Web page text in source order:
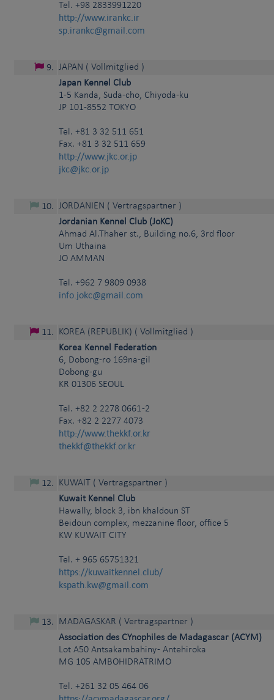
Tel. +98 2833991220
http://www.irankc.ir
sp.irankc@gmail.com
9. JAPAN ( Vollmitglied )
Japan Kennel Club
1-5 Kanda, Suda-cho, Chiyoda-ku
JP 101-8552 TOKYO
Tel. +81 3 32 511 651
Fax. +81 3 32 511 659
http://www.jkc.or.jp
jkc@jkc.or.jp
10. JORDANIEN ( Vertragspartner )
Jordanian Kennel Club (JoKC)
Ahmad Al.Thaher st., Building no.6, 3rd floor
Um Uthaina
JO AMMAN
Tel. +962 7 9809 0938
info.jokc@gmail.com
11. KOREA (REPUBLIK) ( Vollmitglied )
Korea Kennel Federation
6, Dobong-ro 169na-gil
Dobong-gu
KR 01306 SEOUL
Tel. +82 2 2278 0661 -2
Fax. +82 2 2277 4073
http://www.thekkf.or.kr
thekkf@thekkf.or.kr
12. KUWAIT ( Vertragspartner )
Kuwait Kennel Club
Hawally, block 3, ibn khaldoun ST
Beidoun complex, mezzanine floor, office 5
KW KUWAIT CITY
Tel. + 965 65751321
https://kuwaitkennel.club/
kspath.kw@gmail.com
13. MADAGASKAR ( Vertragspartner )
Association des CYnophiles de Madagascar (ACYM)
Lot A50 Antsakambahiny - Antehiroka
MG 105 AMBOHIDRATRIMO
Tel. +261 32 05 464 06